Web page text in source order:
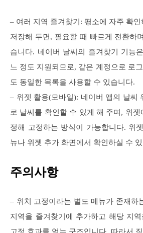
– 여러 지역 즐겨찾기: 평소에 자주 확
저장해 두면, 필요할 때 빠르게 전환하
습니다. 네이버 날씨의 즐겨찾기 기능
느 정도 지원되므로, 같은 계정으로 로
도 동일한 목록을 사용할 수 있습니다.
– 위젯 활용(모바일): 네이버 앱의 날씨
로 날씨를 확인할 수 있게 해 주며, 위젯
정해 고정하는 방식이 가능합니다. 위
뉴나 위젯 추가 화면에서 확인하실 수
주의사항
– 위치 고정이라는 별도 메뉴가 존재하
지역을 즐겨찾기에 추가하고 해당 지